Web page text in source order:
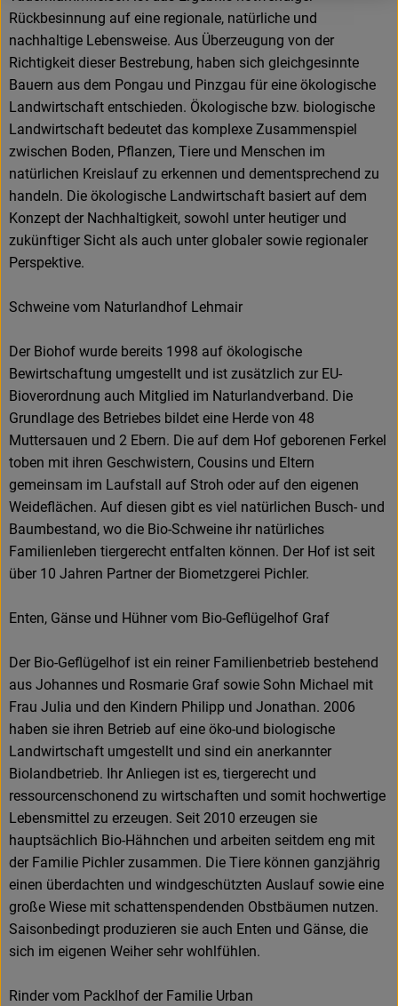
Rückbesinnung auf eine regionale, natürliche und
nachhaltige Lebensweise. Aus Überzeugung von der
Richtigkeit dieser Bestrebung, haben sich gleichgesinnte
Bauern aus dem Pongau und Pinzgau für eine ökologische
Landwirtschaft entschieden. Ökologische bzw. biologische
Landwirtschaft bedeutet das komplexe Zusammenspiel
zwischen Boden, Pflanzen, Tiere und Menschen im
natürlichen Kreislauf zu erkennen und dementsprechend zu
handeln. Die ökologische Landwirtschaft basiert auf dem
Konzept der Nachhaltigkeit, sowohl unter heutiger und
zukünftiger Sicht als auch unter globaler sowie regionaler
Perspektive.
Schweine vom Naturlandhof Lehmair
Der Biohof wurde bereits 1998 auf ökologische
Bewirtschaftung umgestellt und ist zusätzlich zur EU-
Bioverordnung auch Mitglied im Naturlandverband. Die
Grundlage des Betriebes bildet eine Herde von 48
Muttersauen und 2 Ebern. Die auf dem Hof geborenen Ferkel
toben mit ihren Geschwistern, Cousins und Eltern
gemeinsam im Laufstall auf Stroh oder auf den eigenen
Weideflächen. Auf diesen gibt es viel natürlichen Busch- und
Baumbestand, wo die Bio-Schweine ihr natürliches
Familienleben tiergerecht entfalten können. Der Hof ist seit
über 10 Jahren Partner der Biometzgerei Pichler.
Enten, Gänse und Hühner vom Bio-Geflügelhof Graf
Der Bio-Geflügelhof ist ein reiner Familienbetrieb bestehend
aus Johannes und Rosmarie Graf sowie Sohn Michael mit
Frau Julia und den Kindern Philipp und Jonathan. 2006
haben sie ihren Betrieb auf eine öko-und biologische
Landwirtschaft umgestellt und sind ein anerkannter
Biolandbetrieb. Ihr Anliegen ist es, tiergerecht und
ressourcenschonend zu wirtschaften und somit hochwertige
Lebensmittel zu erzeugen. Seit 2010 erzeugen sie
hauptsächlich Bio-Hähnchen und arbeiten seitdem eng mit
der Familie Pichler zusammen. Die Tiere können ganzjährig
einen überdachten und windgeschützten Auslauf sowie eine
große Wiese mit schattenspendenden Obstbäumen nutzen.
Saisonbedingt produzieren sie auch Enten und Gänse, die
sich im eigenen Weiher sehr wohlfühlen.
Rinder vom Packlhof der Familie Urban